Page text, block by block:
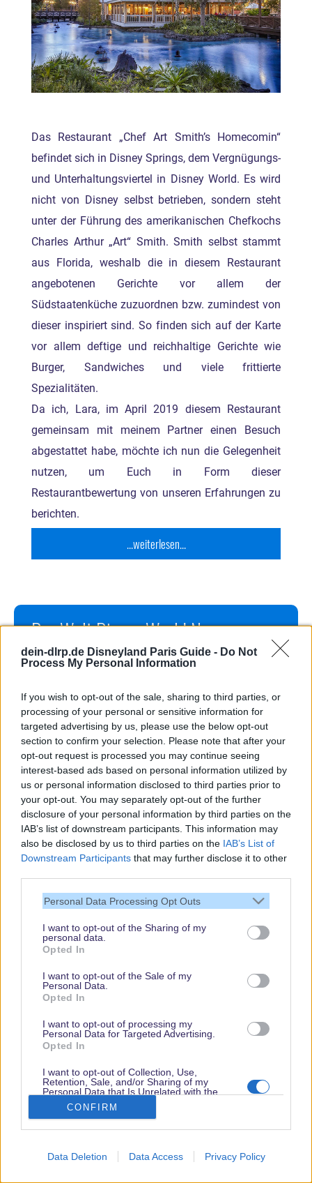
dein-dlrp.de Disneyland Paris Guide - Do Not
Process My Personal Information
If you wish to opt-out of the sale, sharing to third parties, or
processing of your personal or sensitive information for
targeted advertising by us, please use the below opt-out
section to confirm your selection. Please note that after your
opt-out request is processed you may continue seeing
interest-based ads based on personal information utilized by
us or personal information disclosed to third parties prior to
your opt-out. You may separately opt-out of the further
disclosure of your personal information by third parties on the
IAB’s list of downstream participants. This information may
also be disclosed by us to third parties on the IAB’s List of
Downstream Participants that may further disclose it to other
Personal Data Processing Opt Outs
I want to opt-out of the Sharing of my
personal data.
Opted In
I want to opt-out of the Sale of my
Personal Data.
Opted In
I want to opt-out of processing my
Personal Data for Targeted Advertising.
Opted In
I want to opt-out of Collection, Use,
Retention, Sale, and/or Sharing of my
Personal Data that Is Unrelated with the
Purposes for which it was collected.
Opted Out
CONFIRM
Data Deletion Data Access Privacy Policy
Das Restaurant „Chef Art Smith’s Homecomin“
befindet sich in Disney Springs, dem Vergnügungs-
und Unterhaltungsviertel in Disney World. Es wird
nicht von Disney selbst betrieben, sondern steht
unter der Führung des amerikanischen Chefkochs
Charles Arthur „Art“ Smith. Smith selbst stammt
aus Florida, weshalb die in diesem Restaurant
angebotenen Gerichte vor allem der
Südstaatenküche zuzuordnen bzw. zumindest von
dieser inspiriert sind. So finden sich auf der Karte
vor allem deftige und reichhaltige Gerichte wie
Burger, Sandwiches und viele frittierte
Spezialitäten.
Da ich, Lara, im April 2019 diesem Restaurant
gemeinsam mit meinem Partner einen Besuch
abgestattet habe, möchte ich nun die Gelegenheit
nutzen, um Euch in Form dieser
Restaurantbewertung von unseren Erfahrungen zu
berichten.
...weiterlesen...
Der Walt Disney World News
Roundup August 2019
06.08.19 | severin
Steigt ein, denn wir nehmen Euch dieses Mal auf
eine gemütliche Gondelfahrt mit, in der Ihr die
aktuellsten News aus dem Walt Disney World
Resort des vergangenen Monats erfahrt. Neben
dem Eröffnungs-Termin der Star Wars: Rise of the
Studios gibt es Neuigkeiten zu dem neu eröffneten
Resort. Ausserdem wurden die Medaillen für das
kommende Walt Disney World Marathon Weekend
bekannt gegeben, neue Paradewagen für die Booh
to You!-Parade gezeigt & vieles mehr. Macht es
Euch gemütlich und genießt die Fahrt, wir
wünschen viel Spaß beim durchlesen.
...weiterlesen...